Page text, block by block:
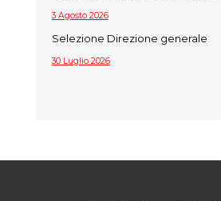
3 Agosto 2026
Selezione Direzione generale
30 Luglio 2026